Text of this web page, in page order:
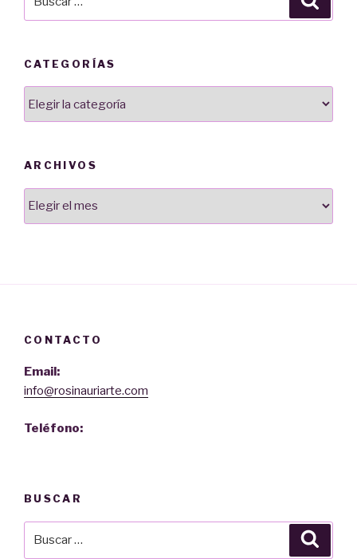
CATEGORÍAS
ARCHIVOS
CONTACTO
Email:
info@rosinauriarte.com
Teléfono:
BUSCAR